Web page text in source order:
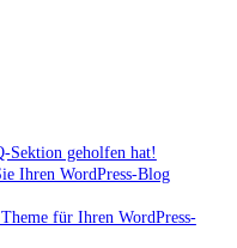
Sektion geholfen hat!
Ihren WordPress-Blog
für Ihren WordPress-